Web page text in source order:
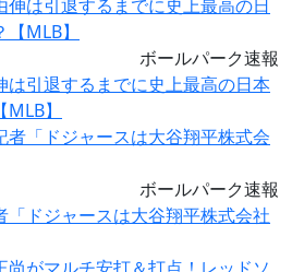
ボールパーク速報
は引退するまでに史上最高の日本
】
ボールパーク速報
「ドジャースは大谷翔平株式会社